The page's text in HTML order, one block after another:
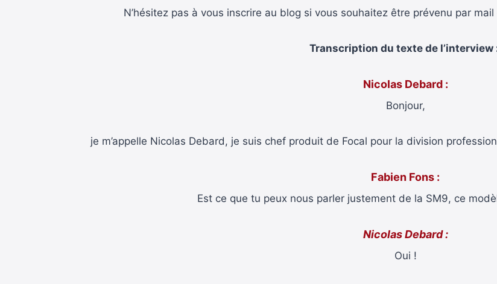
N’hésitez pas à vous inscrire au blog si vous souhaitez être prévenu par
Transcription du texte de l’interview
Nicolas Debard :
Bonjour,
je m’appelle Nicolas Debard, je suis chef produit de Focal pour la division
Fabien Fons :
Est ce que tu peux nous parler justement de la SM9, ce
Nicolas Debard :
Oui !